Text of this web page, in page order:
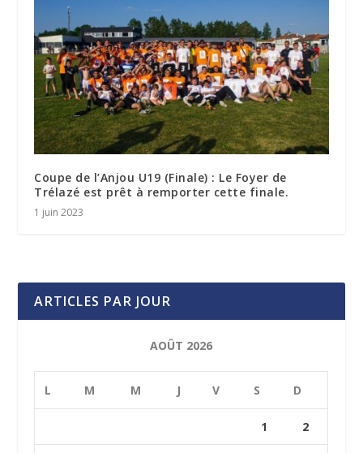
Coupe de l’Anjou U19 (Finale) : Le Foyer de
Trélazé est prêt à remporter cette finale.
1 juin 2023
ARTICLES PAR JOUR
AOÛT 2026
L M M J V S D
1 2